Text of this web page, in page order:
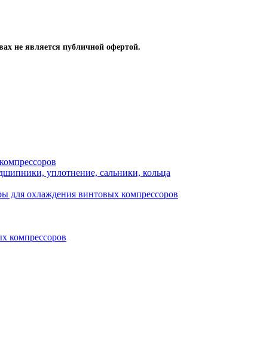
не является публичной офертой.
уплотнение, сальники, кольца
для охлаждения винтовых компрессоров
компрессоров